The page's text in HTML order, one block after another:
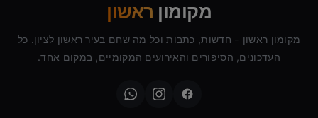
מקומון ראשון
מקומון ראשון - חדשות, כתבות וכל מה שחם בעיר ראשון לציון. כל
העדכונים, הסיפורים והאירועים המקומיים, במקום אחד.